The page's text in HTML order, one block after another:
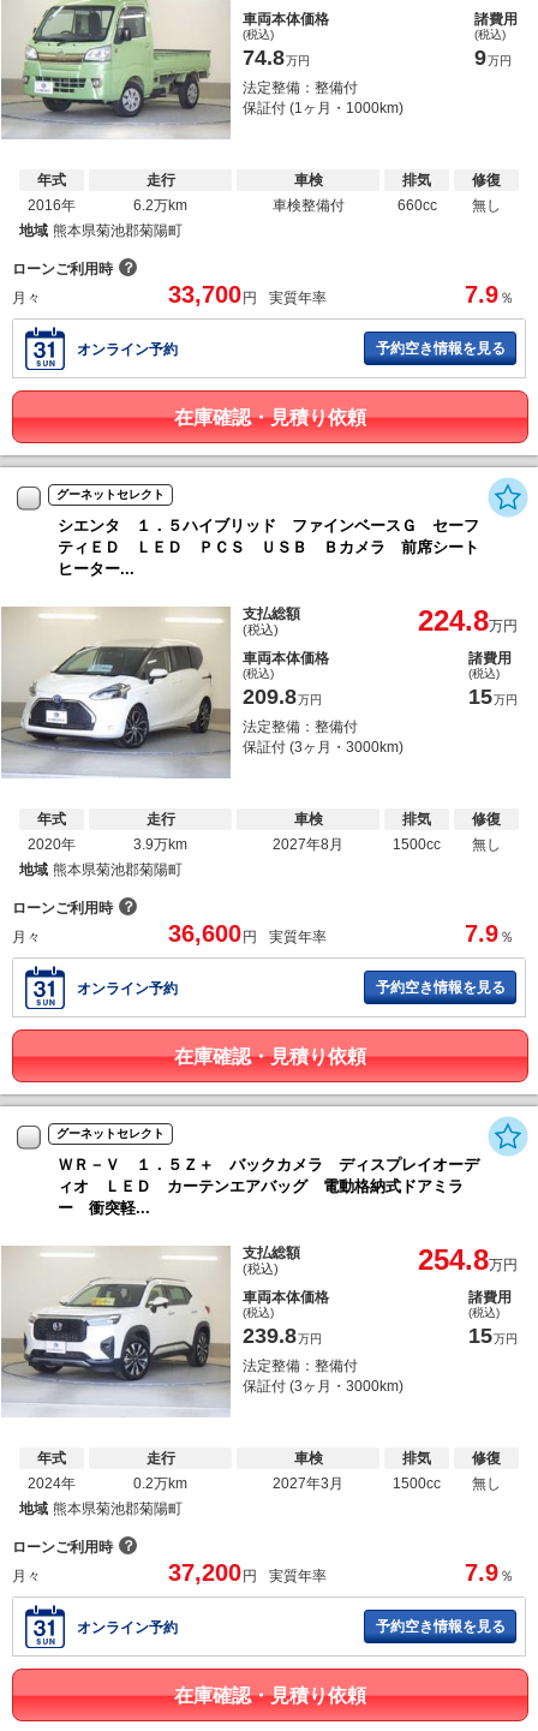
車両本体価格
(税込)
74.8万円
諸費用
(税込)
9万円
法定整備：整備付
保証付 (1ヶ月・1000km)
年式
2016年
走行
6.2万km
車検
車検整備付
排気
660cc
修復
無し
地域 熊本県菊池郡菊陽町
ローンご利用時 ？
月々
33,700円 実質年率 7.9 ％
オンライン予約 予約空き情報を見る
在庫確認・見積り依頼
グーネットセレクト
シエンタ １．５ハイブリッド ファインベースＧ セーフ
ティＥＤ ＬＥＤ ＰＣＳ ＵＳＢ Ｂカメラ 前席シート
ヒーター...
支払総額
(税込) 224.8万円
車両本体価格
(税込)
209.8万円
諸費用
(税込)
15万円
法定整備：整備付
保証付 (3ヶ月・3000km)
年式
2020年
走行
3.9万km
車検
2027年8月
排気
1500cc
修復
無し
地域 熊本県菊池郡菊陽町
ローンご利用時 ？
月々
36,600円 実質年率 7.9 ％
オンライン予約 予約空き情報を見る
在庫確認・見積り依頼
グーネットセレクト
ＷＲ－Ｖ １．５Ｚ＋ バックカメラ ディスプレイオーデ
ィオ ＬＥＤ カーテンエアバッグ 電動格納式ドアミラ
ー 衝突軽...
支払総額
(税込) 254.8万円
車両本体価格
(税込)
239.8万円
諸費用
(税込)
15万円
法定整備：整備付
保証付 (3ヶ月・3000km)
年式
2024年
走行
0.2万km
車検
2027年3月
排気
1500cc
修復
無し
地域 熊本県菊池郡菊陽町
ローンご利用時 ？
月々
37,200 円 実質年率 7.9 ％
オンライン予約 予約空き情報を見る
在庫確認・見積り依頼